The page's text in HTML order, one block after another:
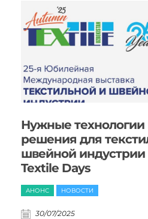
Нужные технологии
решения для
швейной индустрии
Textile Days
АНОНС НОВОСТИ
30/07/2025